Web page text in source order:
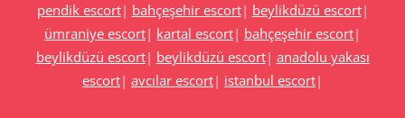
pendik escort| bahçeşehir escort| beylikdüzü escort|
ümraniye escort| kartal escort| bahçeşehir escort|
beylikdüzü escort| beylikdüzü escort| anadolu yakası
escort| avcılar escort| istanbul escort|